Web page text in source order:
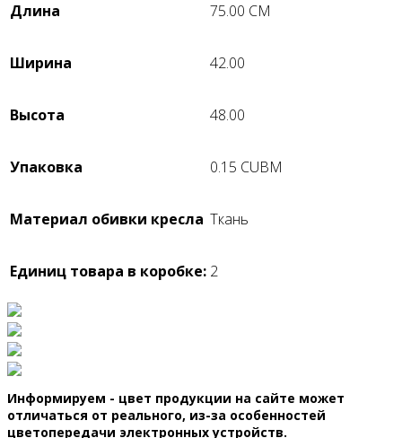
Длина 75.00 CM
Ширина 42.00
Высота 48.00
Упаковка 0.15 CUBM
Материал обивки кресла Ткань
Единиц товара в коробке: 2
Информируем - цвет продукции на сайте может
отличаться от реального, из-за особенностей
цветопередачи электронных устройств.